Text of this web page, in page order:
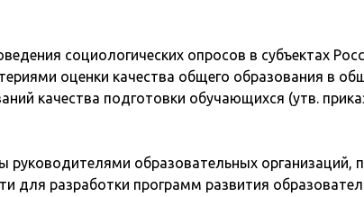
социологических опросов в субъектах
оценки качества общего образования в
качества подготовки обучающихся (утв.
руководителями образовательных организаций,
для разработки программ развития